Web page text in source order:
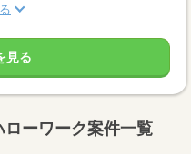
見る
ーワーク案件一覧